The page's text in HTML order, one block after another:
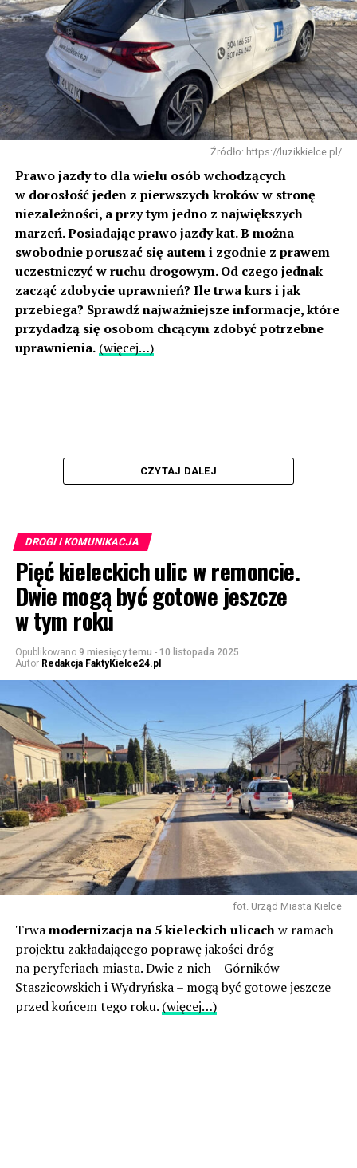
Źródło: https://luzikkielce.pl/
Prawo jazdy to dla wielu osób wchodzących
w dorosłość jeden z pierwszych kroków w stronę
niezależności, a przy tym jedno z największych
marzeń. Posiadając prawo jazdy kat. B można
swobodnie poruszać się autem i zgodnie z prawem
uczestniczyć w ruchu drogowym. Od czego jednak
zacząć zdobycie uprawnień? Ile trwa kurs i jak
przebiega? Sprawdź najważniejsze informacje, które
przydadzą się osobom chcącym zdobyć potrzebne
uprawnienia. (więcej…)
CZYTAJ DALEJ
DROGI I KOMUNIKACJA
Pięć kieleckich ulic w remoncie.
Dwie mogą być gotowe jeszcze
w tym roku
Opublikowano 9 miesięcy temu - 10 listopada 2025
Autor Redakcja FaktyKielce24.pl
fot. Urząd Miasta Kielce
Trwamodernizacja na 5 kieleckich ulicachw ramach
projektu zakładającego poprawę jakości dróg
na peryferiach miasta. Dwie z nich – Górników
Staszicowskich i Wydryńska – mogą być gotowe jeszcze
przed końcem tego roku. (więcej…)